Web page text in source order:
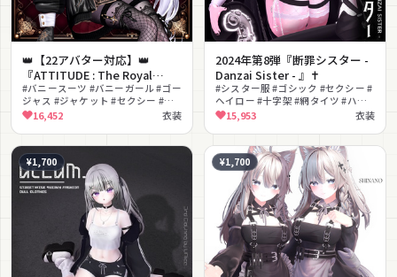
👑【22アバター対応】👑
『ATTITUDE : The Royal
Bunny』🐰#Libero_Boutique
#バニースーツ #バニーガール #ゴー
ジャス #ジャケット #セクシー #網
タイツ #リボン #ネクタイ #エレガ
ント #ラグジュアリー
16,452 衣装
2024年第8弾『断罪シスター -
Danzai Sister - 』✝
#シスター服 #ゴシック #セクシー #
ヘイロー #十字架 #網タイツ #ハー
ネス #ロングブーツ #病みかわいい
#修道服
15,953 衣装
¥1,700 ¥1,700